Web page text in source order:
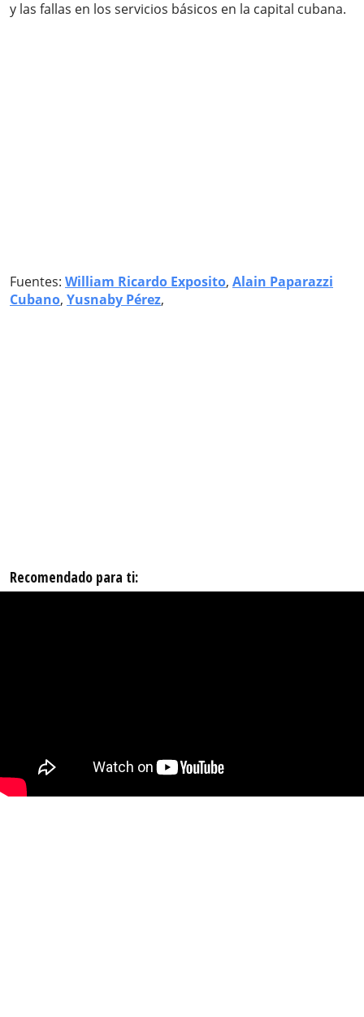
y las fallas en los servicios básicos en la capital cubana.
Fuentes: William Ricardo Exposito, Alain Paparazzi
Cubano, Yusnaby Pérez,
Recomendado para ti: